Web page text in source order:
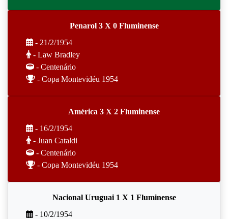
Penarol 3 X 0 Fluminense
- 21/2/1954
- Law Bradley
- Centenário
- Copa Montevidéu 1954
América 3 X 2 Fluminense
- 16/2/1954
- Juan Cataldi
- Centenário
- Copa Montevidéu 1954
Nacional Uruguai 1 X 1 Fluminense
- 10/2/1954